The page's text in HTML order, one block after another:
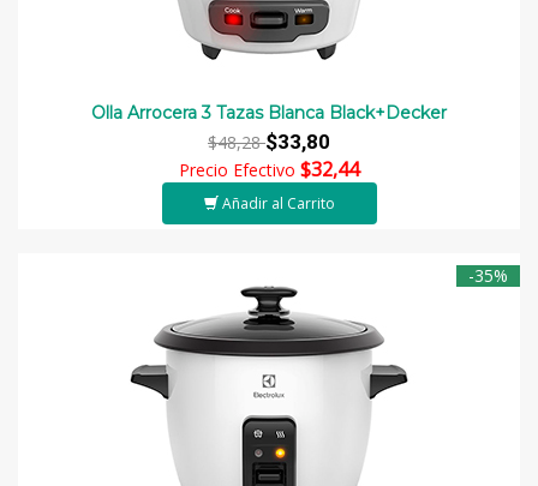
Olla Arrocera 3 Tazas Blanca Black+Decker
$48,28$33,80
Precio Efectivo $32,44
Añadir al Carrito
-35%